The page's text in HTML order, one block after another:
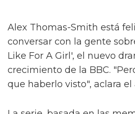
Alex Thomas-Smith está
conversar con la gente
Like For A Girl', el nuevo
crecimiento de la BBC.
que haberlo visto", aclara el